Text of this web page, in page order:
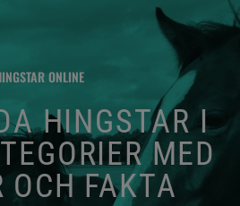
ONLINE
HINGSTAR I
MED
OCH FAKTA